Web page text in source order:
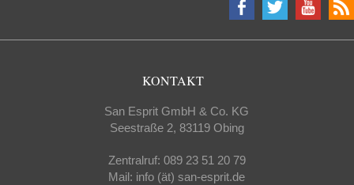
KONTAKT
San Esprit GmbH & Co. KG
Seestraße 2, 83119 Obing
Zentralruf: 089 23 51 20 79
Mail: info (ät) san-esprit.de